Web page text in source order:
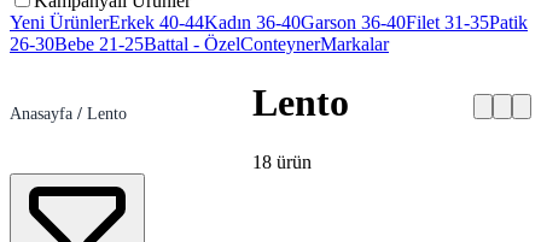
Yeni ÜrünlerErkek 40-44Kadın 36-40Garson 36-40Filet 31-35Patik
26-30Bebe 21-25Battal - ÖzelConteynerMarkalar
Anasayfa / Lento Lento
18 ürün